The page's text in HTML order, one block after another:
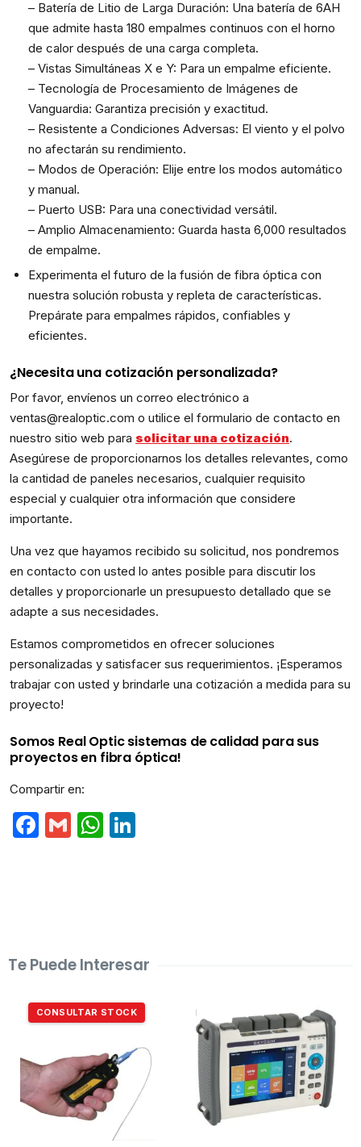
– Batería de Litio de Larga Duración: Una batería de 6AH
que admite hasta 180 empalmes continuos con el horno
de calor después de una carga completa.
– Vistas Simultáneas X e Y: Para un empalme eficiente.
– Tecnología de Procesamiento de Imágenes de
Vanguardia: Garantiza precisión y exactitud.
– Resistente a Condiciones Adversas: El viento y el polvo
no afectarán su rendimiento.
– Modos de Operación: Elije entre los modos automático
y manual.
– Puerto USB: Para una conectividad versátil.
– Amplio Almacenamiento: Guarda hasta 6,000 resultados
de empalme.
Experimenta el futuro de la fusión de fibra óptica con
nuestra solución robusta y repleta de características.
Prepárate para empalmes rápidos, confiables y
eficientes.
¿Necesita una cotización personalizada?
Por favor, envíenos un correo electrónico a
ventas@realoptic.com o utilice el formulario de contacto en
nuestro sitio web para solicitar una cotización.
Asegúrese de proporcionarnos los detalles relevantes, como
la cantidad de paneles necesarios, cualquier requisito
especial y cualquier otra información que considere
importante.
Una vez que hayamos recibido su solicitud, nos pondremos
en contacto con usted lo antes posible para discutir los
detalles y proporcionarle un presupuesto detallado que se
adapte a sus necesidades.
Estamos comprometidos en ofrecer soluciones
personalizadas y satisfacer sus requerimientos. ¡Esperamos
trabajar con usted y brindarle una cotización a medida para su
proyecto!
Somos Real Optic sistemas de calidad para sus
proyectos en fibra óptica!
Compartir en:
Facebook
GmailWhatsApp
Te Puede Interesar
CONSULTAR STOCK